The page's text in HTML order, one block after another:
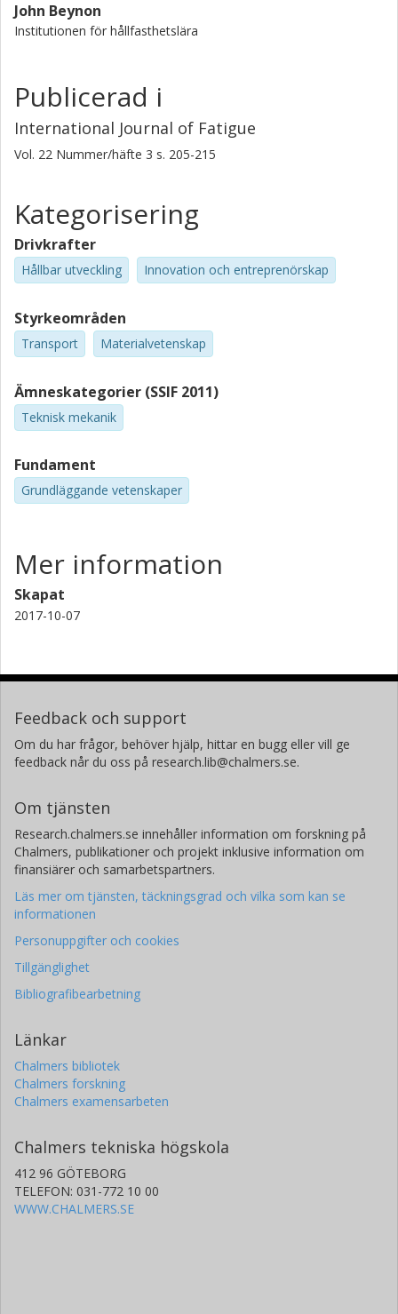
John Beynon
Institutionen för hållfasthetslära
Publicerad i
International Journal of Fatigue
Vol. 22 Nummer/häfte 3 s. 205-215
Kategorisering
Drivkrafter
Hållbar utveckling Innovation och entreprenörskap
Styrkeområden
Transport Materialvetenskap
Ämneskategorier (SSIF 2011)
Teknisk mekanik
Fundament
Grundläggande vetenskaper
Mer information
Skapat
2017-10-07
Feedback och support
Om du har frågor, behöver hjälp, hittar en bugg eller vill ge
feedback når du oss på research.lib@chalmers.se.
Om tjänsten
Research.chalmers.se innehåller information om forskning på
Chalmers, publikationer och projekt inklusive information om
finansiärer och samarbetspartners.
Läs mer om tjänsten, täckningsgrad och vilka som kan se
informationen
Personuppgifter och cookies
Tillgänglighet
Bibliografibearbetning
Länkar
Chalmers bibliotek
Chalmers forskning
Chalmers examensarbeten
Chalmers tekniska högskola
412 96 GÖTEBORG
TELEFON: 031-772 10 00
WWW.CHALMERS.SE